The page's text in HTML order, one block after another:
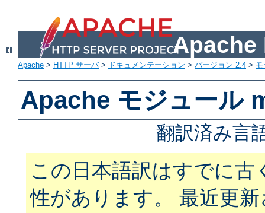
Apache
Apache > HTTP サーバ> ドキュメンテーション > バージョン 2.4 >
Apache モジュール
翻訳済み言
この日本語訳はすでに古
性があります。 最近更